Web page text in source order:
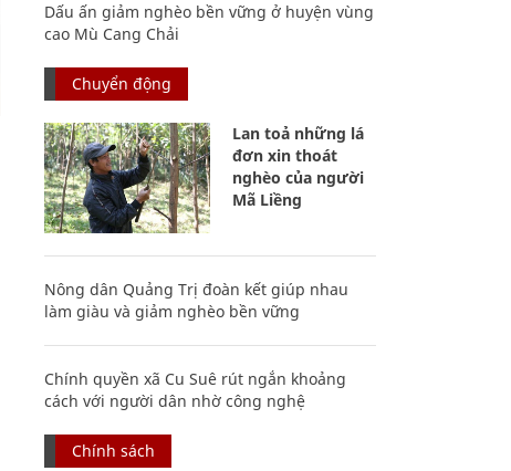
Dấu ấn giảm nghèo bền vững ở huyện vùng
cao Mù Cang Chải
Chuyển động
Lan toả những lá
đơn xin thoát
nghèo của người
Mã Liềng
Nông dân Quảng Trị đoàn kết giúp nhau
làm giàu và giảm nghèo bền vững
Chính quyền xã Cu Suê rút ngắn khoảng
cách với người dân nhờ công nghệ
Chính sách